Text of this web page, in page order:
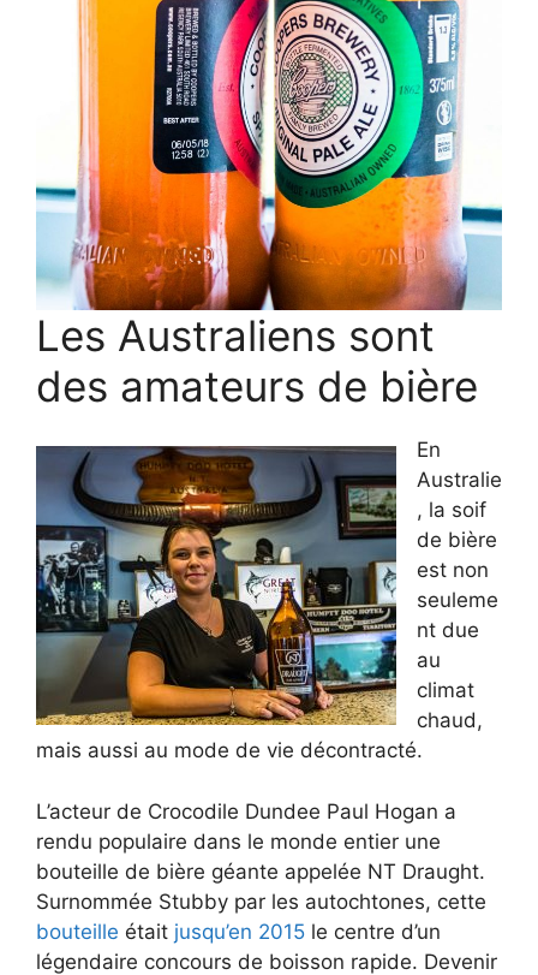
Les Australiens sont
des amateurs de bière
En
Australie
, la soif
de bière
est non
seuleme
nt due
au
climat
chaud,
mais aussi au mode de vie décontracté.
L’acteur de Crocodile Dundee Paul Hogan a
rendu populaire dans le monde entier une
bouteille de bière géante appelée NT Draught.
Surnommée Stubby par les autochtones, cette
bouteille était jusqu’en 2015 le centre d’un
légendaire concours de boisson rapide. Devenir